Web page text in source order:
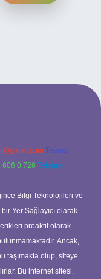
Teams:
606 0 726 Telegram:
Bilgi Teknolojileri ve
Yer Sağlayıcı olarak
proaktif olarak
Ancak,
taşımakta olup, siteye
Bu internet sitesi,